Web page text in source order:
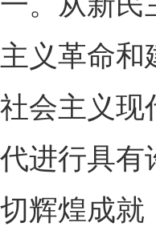
义革命
会主义
进行具
辉煌成